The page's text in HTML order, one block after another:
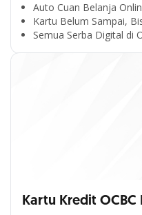
Auto Cuan Belanja
Kartu Belum Sampai,
Semua Serba Digital di
Kartu Kredit OCBC